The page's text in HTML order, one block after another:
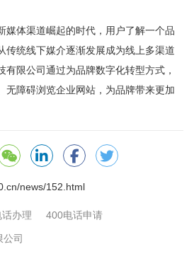
媒体渠道崛起的时代，用户了解一个品
传统线下媒介逐渐发展成为线上多渠道
有限公司通过为品牌数字化转型方式，
无障碍浏览企业网站，为品牌带来更加
news/152.html
办理 400电话申请
司